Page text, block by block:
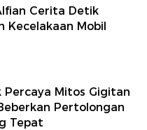
Cerita Detik
Kecelakaan Mobil
Percaya Mitos Gigitan
Pertolongan
Tepat